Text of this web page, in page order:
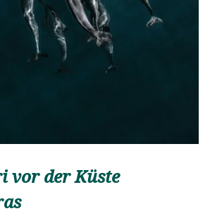
vor der Küste